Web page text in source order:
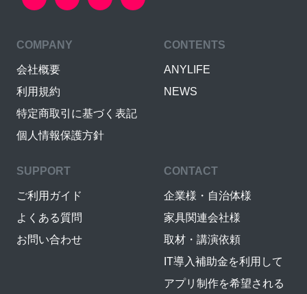
COMPANY
会社概要
利用規約
特定商取引に基づく表記
個人情報保護方針
CONTENTS
ANYLIFE
NEWS
SUPPORT
ご利用ガイド
よくある質問
お問い合わせ
CONTACT
企業様・自治体様
家具関連会社様
取材・講演依頼
IT導入補助金を利用して
アプリ制作を希望される